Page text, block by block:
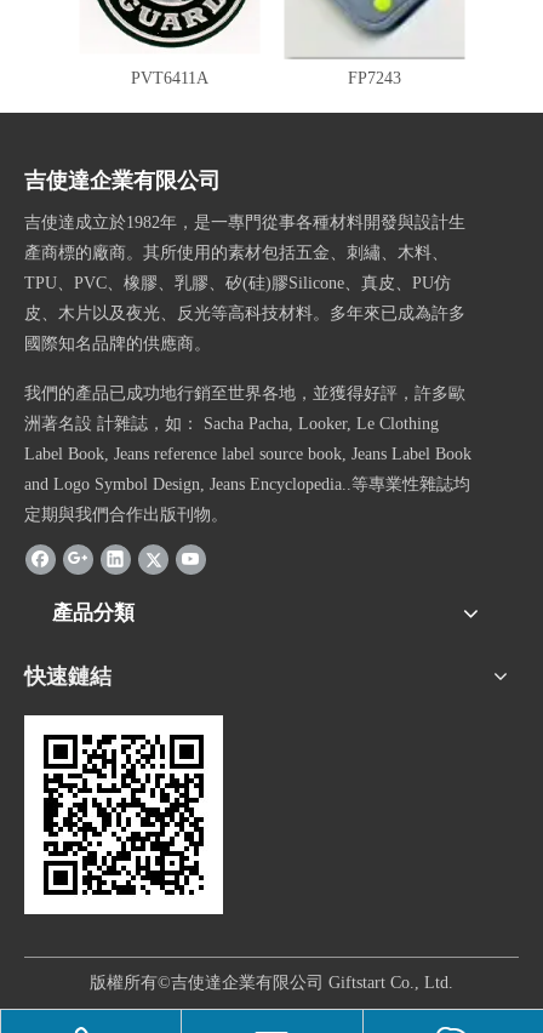
PVT6411A FP7243
吉使達企業有限公司
吉使達成立於1982年，是一專門從事各種材料開發與設計生
產商標的廠商。其所使用的素材包括五金、刺繡、木料、
TPU、PVC、橡膠、乳膠、矽(硅)膠Silicone、真皮、PU仿
皮、木片以及夜光、反光等高科技材料。多年來已成為許多
國際知名品牌的供應商。
我們的產品已成功地行銷至世界各地，並獲得好評，許多歐
洲著名設 計雜誌，如： Sacha Pacha, Looker, Le Clothing
Label Book, Jeans reference label source book, Jeans Label Book
and Logo Symbol Design, Jeans Encyclopedia..等專業性雜誌均
定期與我們合作出版刊物。
產品分類
快速鏈結
版權所有©吉使達企業有限公司 Giftstart Co., Ltd.